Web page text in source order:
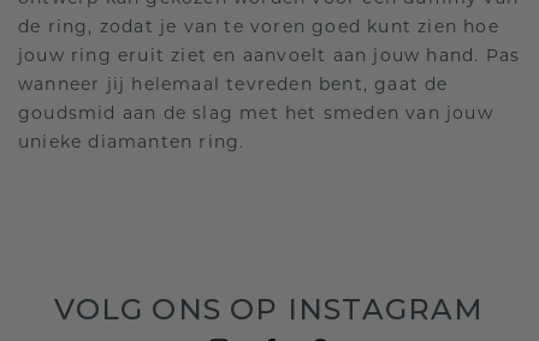
de ring, zodat je van te voren goed kunt zien hoe
jouw ring eruit ziet en aanvoelt aan jouw hand. Pas
wanneer jij helemaal tevreden bent, gaat de
goudsmid aan de slag met het smeden van jouw
unieke diamanten ring.
VOLG ONS OP INSTAGRAM